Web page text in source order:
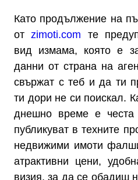
Като продължение на
отzimoti.com те
вид измама, която е
данни от страна на
свържат с теб и да ти
ти дори не си поискал.
днешно време е честа
публикуват в техните
недвижими имоти
атрактивни цени,
визия, за да се обадиш